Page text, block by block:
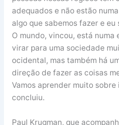
adequados e não estão
algo que sabemos fazer e eu
O mundo, vincou, está numa
virar para uma sociedade
ocidental, mas também há
direção de fazer as coisas
Vamos aprender muito sobre
concluiu.
Paul Krugman, que